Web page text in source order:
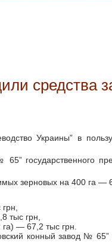
средства
Украины” в
государственного
зерновых на 400 га —
тыс грн,
— 67,2 тыс грн.
конный завод №